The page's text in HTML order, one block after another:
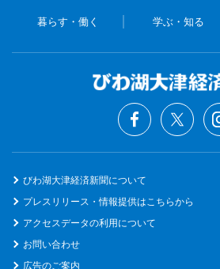
暮らす・働く 学ぶ・知る
びわ湖大津経済新聞について
プレスリリース・情報提供はこちらから
アクセスデータの利用について
お問い合わせ
広告のご案内